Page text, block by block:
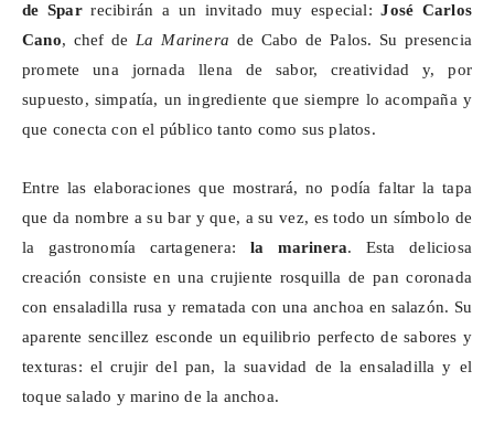
de Sparrecibirán a un invitado muy especial:José Carlos
Cano, chef de La Marinera de Cabo de Palos. Su presencia
promete una jornada llena de sabor, creatividad y, por
supuesto, simpatía, un ingrediente que siempre lo acompaña y
que conecta con el público tanto como sus platos.
Entre las elaboraciones que mostrará, no podía faltar la tapa
que da nombre a su bar y que, a su vez, es todo un símbolo de
la gastronomía cartagenera: la marinera. Esta deliciosa
creación consiste en una crujiente rosquilla de pan coronada
con ensaladilla rusa y rematada con una anchoa en salazón. Su
aparente sencillez esconde un equilibrio perfecto de sabores y
texturas: el crujir del pan, la suavidad de la ensaladilla y el
toque salado y marino de la anchoa.